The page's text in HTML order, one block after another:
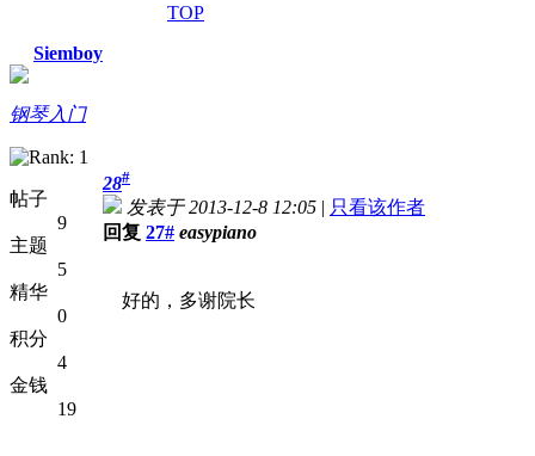
TOP
Siemboy
钢琴入门
帖子
9
主题
5
精华
0
积分
4
金钱
19
28#
发表于 2013-12-8 12:05 | 只看该作者
回复 27# easypiano
好的，多谢院长